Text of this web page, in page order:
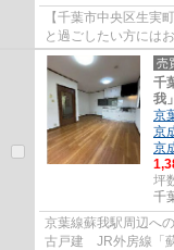
【千葉市中央区生
と過ごしたい方には
浜東小学校もあり。
売
千
我
京
京
京
坪
千
京葉線蘇我駅周辺へ
古戸建 JR外房線「